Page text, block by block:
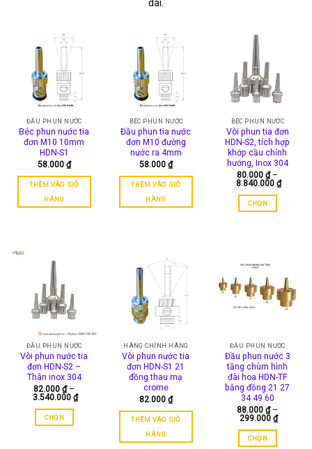
dài.
ĐẦU PHUN NƯỚC
Béc phun nước tia
đơn M10 10mm
HDN-S1
58.000 ₫
THÊM VÀO GIỎ
HÀNG
BÉC PHUN NƯỚC
Đầu phun tia nước
đơn M10 đường
nước ra 4mm
58.000 ₫
THÊM VÀO GIỎ
HÀNG
BÉC PHUN NƯỚC
Vòi phun tia đơn
HDN-S2, tích hợp
khớp cầu chỉnh
hướng, Inox 304
80.000₫ –
8.840.000 ₫Khoảng
CHỌN
nhiều
biến
thể.
có
thể
được
chọn
trên
trang
sản
phẩm
ĐẦU PHUN NƯỚC
Vòi phun nước tia
đơn HDN-S2 –
Thân inox 304
82.000₫ –
3.540.000 ₫Khoảng
CHỌN
HÀNG CHÍNH HÃNG
Vòi phun nước tia
đơn HDN-S1 21
đồng thau mạ
crome
82.000 ₫
THÊM VÀO GIỎ
HÀNG
ĐẦU PHUN NƯỚC
Đầu phun nước 3
tầng chùm hình
đài hoa HDN-TF
bằng đồng 21 27
34 49 60
88.000₫ –
299.000 ₫Khoảng
CHỌN